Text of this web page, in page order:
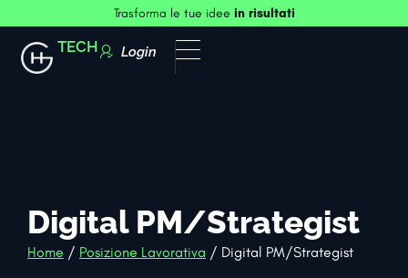
Trasforma le tue idee in risultati
TECH Login
Digital PM/Strategist
Home / Posizione Lavorativa / Digital PM/Strategist